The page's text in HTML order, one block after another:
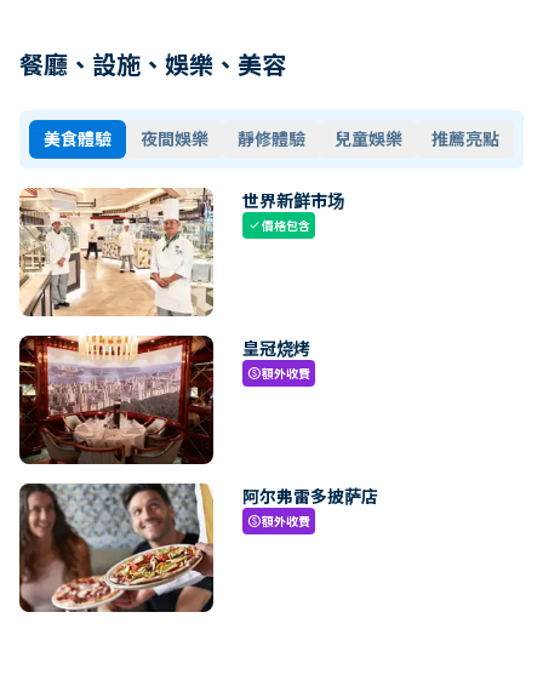
餐廳、設施、娛樂、美容
美食體驗 夜間娛樂 靜修體驗 兒童娛樂 推薦亮點
世界新鲜市场
check價格包含
皇冠烧烤
paid額外收費
阿尔弗雷多披萨店
paid額外收費